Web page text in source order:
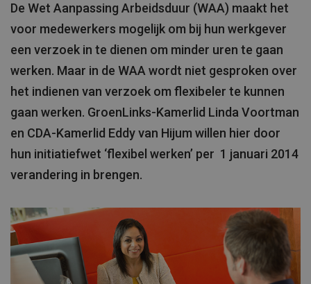
De Wet Aanpassing Arbeidsduur (WAA) maakt het
voor medewerkers mogelijk om bij hun werkgever
een verzoek in te dienen om minder uren te gaan
werken. Maar in de WAA wordt niet gesproken over
het indienen van verzoek om flexibeler te kunnen
gaan werken. GroenLinks-Kamerlid Linda Voortman
en CDA-Kamerlid Eddy van Hijum willen hier door
hun initiatiefwet ‘flexibel werken’ per 1 januari 2014
verandering in brengen.